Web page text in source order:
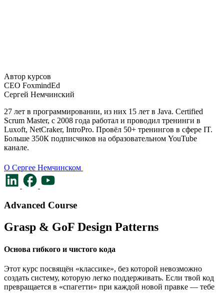
Автор курсов
CEO FoxmindEd
Сергей Немчинский
27 лет в программировании, из них 15 лет в Java. Certified
Scrum Master, c 2008 года работал и проводил тренинги в
Luxoft, NetCraker, IntroPro. Провёл 50+ тренингов в сфере IT.
Больше 350К подписчиков на образовательном YouTube
канале.
О Сергее Немчинском
Advanced Course
Grasp & GoF Design Patterns
Основа гибкого и чистого кода
Этот курс посвящён «классике», без которой невозможно
создать систему, которую легко поддерживать. Если твой код
превращается в «спагетти» при каждой новой правке — тебе